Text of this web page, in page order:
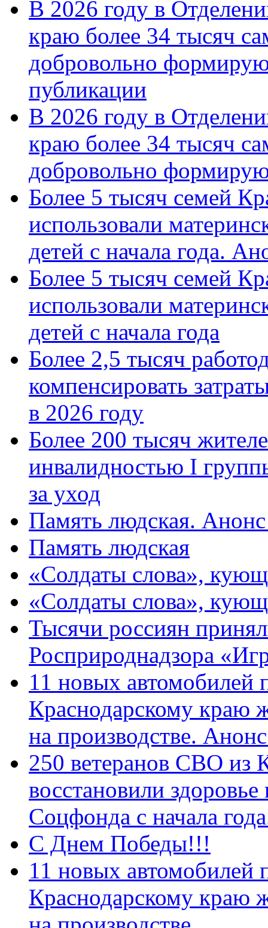
В 2026 году в
краю более 34 тысяч
добровольно
публикации
В 2026 году в
краю более 34 тысяч
добровольно
Более 5 тысяч семей
использовали
детей с начала года.
Более 5 тысяч семей
использовали
детей с начала года
Более 2,5 тысяч
компенсировать
в 2026 году
Более 200 тысяч
инвалидностью I
за уход
Память людская.
Память людская
«Солдаты слова»,
«Солдаты слова»,
Тысячи россиян
Росприроднадзора
11 новых автомобилей
Краснодарскому краю
на производстве.
250 ветеранов СВО из
восстановили
Соцфонда с начала
С Днем Победы!!!
11 новых автомобилей
Краснодарскому краю